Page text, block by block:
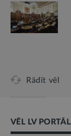
Rādīt vēl
VĒL LV
AMATPERSONAS